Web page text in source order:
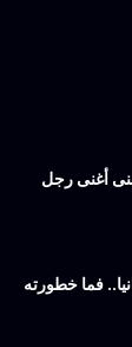
أغنى رجل
فما خطورته